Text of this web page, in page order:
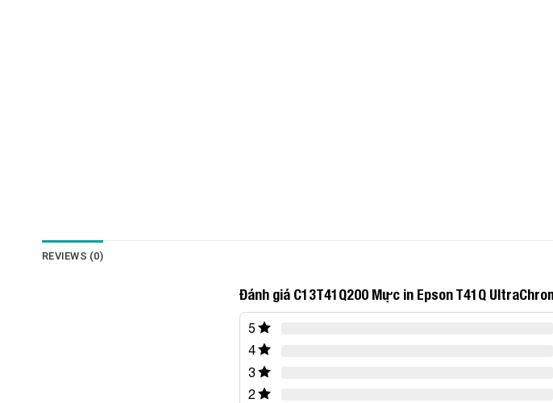
REVIEWS (0)
Đánh giá C13T41Q200 Mực in Epson T41Q
5
4
3
2